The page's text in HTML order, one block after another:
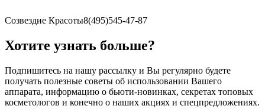
Созвездие Красоты8(495)545-47-87
Хотите узнать больше?
Подпишитесь на нашу рассылку и Вы регулярно будете
получать полезные советы об использовании Вашего
аппарата, информацию о бьюти-новинках, секретах топовых
косметологов и конечно о наших акциях и спецпредложениях.